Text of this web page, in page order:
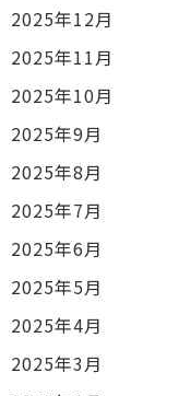
2025年12月
2025年11月
2025年10月
2025年9月
2025年8月
2025年7月
2025年6月
2025年5月
2025年4月
2025年3月